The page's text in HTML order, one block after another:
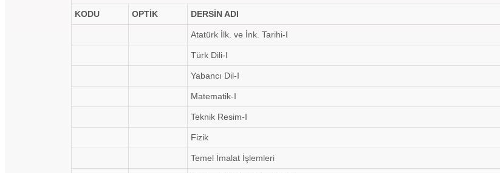
KODU OPTİK DERSİN ADI
Atatürk İlk. ve İnk. Tarihi-I
Türk Dili-I
Yabancı Dil-I
Matematik-I
Teknik Resim-I
Fizik
Temel İmalat İşlemleri